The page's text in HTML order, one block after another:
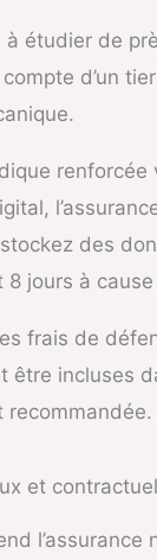
à étudier de
d’un
des
jours à
frais de
être incluses
recommandée.
et